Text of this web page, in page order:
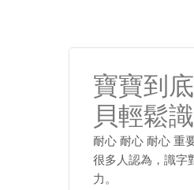
寶寶到
貝輕鬆
耐心 耐心 耐心 重
很多人認為，識字
力。